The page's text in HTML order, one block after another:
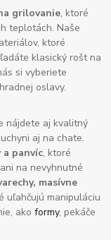
grilovanie, ktoré
teplotách. Naše
ktoré
klasický rošt na
si vyberiete
oslavy.
nájdete aj kvalitný
aj na chate.
a panvíc, ktoré
na nevyhnutné
masívne
uľahčujú manipuláciu
akoformy, pekáče